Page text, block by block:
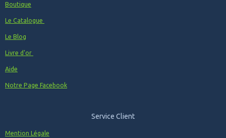
Boutique
Le Catalogue
Le Blog
Livre d'or
Aide
Notre Page Facebook
Service Client
Mention Légale